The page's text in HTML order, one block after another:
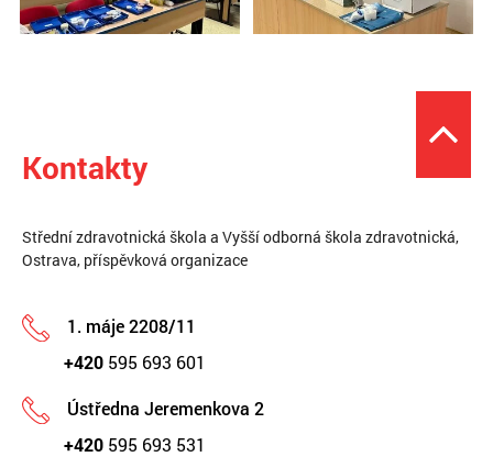
Kontakty
Střední zdravotnická škola a Vyšší odborná škola zdravotnická,
Ostrava, příspěvková organizace
1. máje 2208/11
+420 595 693 601
Ústředna Jeremenkova 2
+420 595 693 531